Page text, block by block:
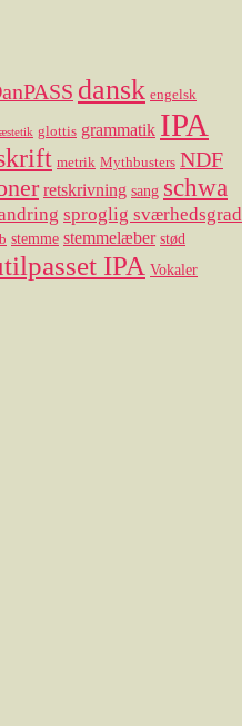
dansk engelsk
glottis grammatik IPA
metrik Mythbusters NDF
retskrivning sang schwa
sproglig sværhedsgrad
stemme stemmelæber stød
IPA Vokaler